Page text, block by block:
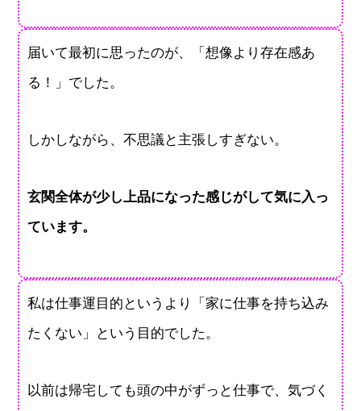
届いて最初に思ったのが、「想像より存在感あ
る！」でした。
しかしながら、不思議と主張しすぎない。
玄関全体が少し上品になった感じがして気に入っ
ています。
私は仕事運目的というより「家に仕事を持ち込み
たくない」という目的でした。
以前は帰宅しても頭の中がずっと仕事で、気づく